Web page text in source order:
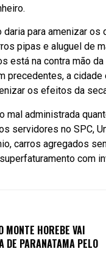
para amenizar
pipas e aluguel de
está na contra mão
precedentes, a
os efeitos da
mal administrada
servidores no SPC,
carros agregados
com
MONTE HOREBE VAI
DE PARANATAMA PELO